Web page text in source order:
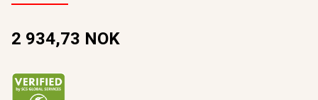
2 934,73 NOK